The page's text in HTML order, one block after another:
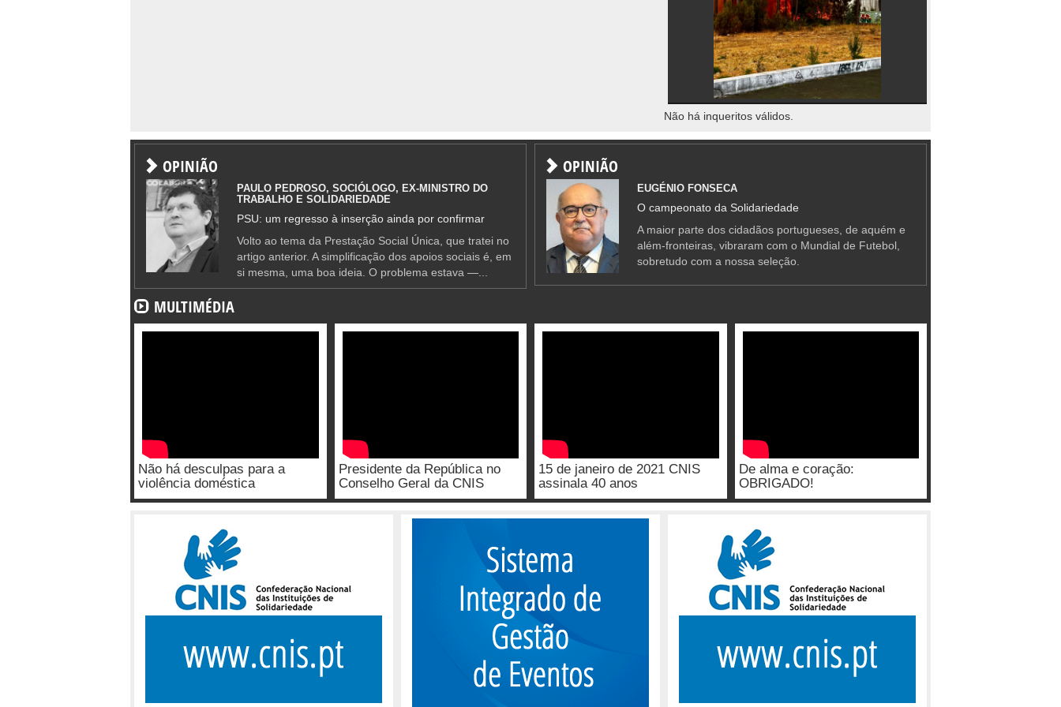
Não há inqueritos válidos.
OPINIÃO
PAULO PEDROSO, SOCIÓLOGO, EX-MINISTRO DO
TRABALHO E SOLIDARIEDADE
PSU: um regresso à inserção ainda por confirmar
Volto ao tema da Prestação Social Única, que tratei no
artigo anterior. A simplificação dos apoios sociais é, em
si mesma, uma boa ideia. O problema estava —...
OPINIÃO
EUGÉNIO FONSECA
O campeonato da Solidariedade
A maior parte dos cidadãos portugueses, de aquém e
além-fronteiras, vibraram com o Mundial de Futebol,
sobretudo com a nossa seleção.
MULTIMÉDIA
Não há desculpas para a
violência doméstica
Presidente da República no
Conselho Geral da CNIS
15 de janeiro de 2021 CNIS
assinala 40 anos
De alma e coração:
OBRIGADO!